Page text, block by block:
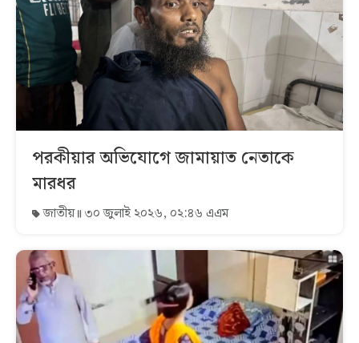
পরকীয়ার অভিযোগে জামায়াত নেতাকে
মারধর
জাতীয় ৩০ জুলাই ২০২৬, ০২:৪৬ এএম